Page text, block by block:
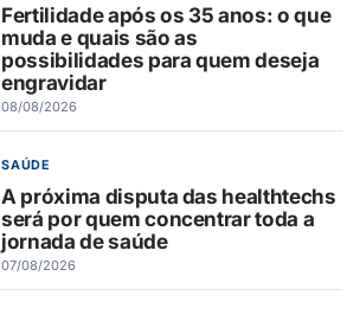
Fertilidade após os 35 anos: o que
muda e quais são as
possibilidades para quem deseja
engravidar
08/08/2026
SAÚDE
A próxima disputa das healthtechs
será por quem concentrar toda a
jornada de saúde
07/08/2026